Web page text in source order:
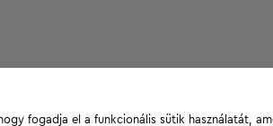
fogadja el a funkcionális sütik használatát,